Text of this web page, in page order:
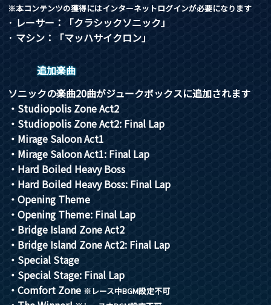
※本コンテンツの獲得にはインターネットログインが必要になります
· レーサー：「クラシックソニック」
· マシン：「マッハサイクロン」
追加楽曲
ソニックの楽曲20曲がジュークボックスに追加されます
・Studiopolis Zone Act2
・Studiopolis Zone Act2: Final Lap
・Mirage Saloon Act1
・Mirage Saloon Act1: Final Lap
・Hard Boiled Heavy Boss
・Hard Boiled Heavy Boss: Final Lap
・Opening Theme
・Opening Theme: Final Lap
・Bridge Island Zone Act2
・Bridge Island Zone Act2: Final Lap
・Special Stage
・Special Stage: Final Lap
・Comfort Zone ※レース中BGM設定不可